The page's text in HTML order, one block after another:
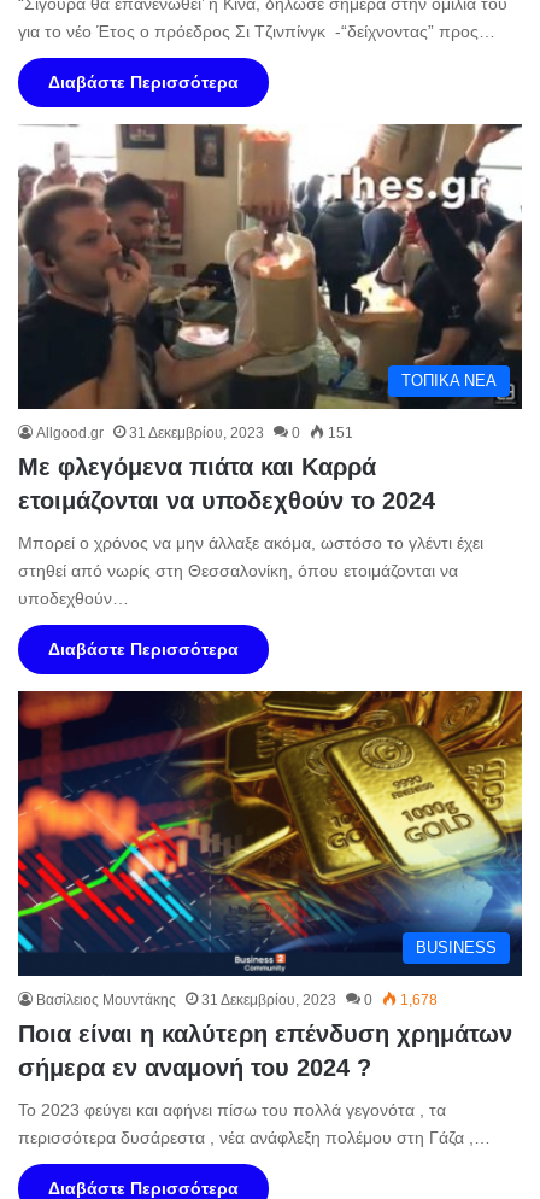
“Σίγουρα θα επανενωθεί’ η Κίνα, δήλωσε σήμερα στην ομιλία του
για το νέο Έτος ο πρόεδρος Σι Τζινπίνγκ -“δείχνοντας” προς…
Διαβάστε Περισσότερα
ΤΟΠΙΚΑ ΝΕΑ
Allgood.gr 31 Δεκεμβρίου, 2023 0 151
Με φλεγόμενα πιάτα και Καρρά
ετοιμάζονται να υποδεχθούν το 2024
Μπορεί ο χρόνος να μην άλλαξε ακόμα, ωστόσο το γλέντι έχει
στηθεί από νωρίς στη Θεσσαλονίκη, όπου ετοιμάζονται να
υποδεχθούν…
Διαβάστε Περισσότερα
BUSINESS
Βασίλειος Μουντάκης 31 Δεκεμβρίου, 2023 0 1,678
Ποια είναι η καλύτερη επένδυση χρημάτων
σήμερα εν αναμονή του 2024 ?
Το 2023 φεύγει και αφήνει πίσω του πολλά γεγονότα , τα
περισσότερα δυσάρεστα , νέα ανάφλεξη πολέμου στη Γάζα ,…
Διαβάστε Περισσότερα